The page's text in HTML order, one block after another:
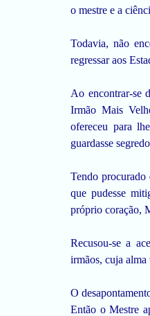
o mestre e a
Todavia, não
regressar aos
Ao encontrar-se
Irmão Mais
ofereceu para
guardasse
Tendo procurado
que pudesse
próprio coração,
Recusou-se a
irmãos, cuja
O
Então o Mestre